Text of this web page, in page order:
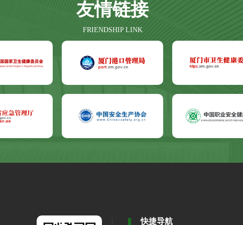
友情链接
FRIENDSHIP LINK
快捷导航